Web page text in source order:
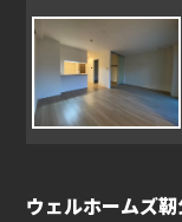
ウェルホームズ